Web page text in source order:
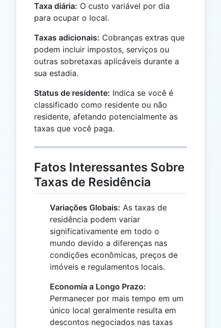
Taxa diária: O custo variável por dia
para ocupar o local.
Taxas adicionais: Cobranças extras que
podem incluir impostos, serviços ou
outras sobretaxas aplicáveis durante a
sua estadia.
Status de residente: Indica se você é
classificado como residente ou não
residente, afetando potencialmente as
taxas que você paga.
Fatos Interessantes Sobre
Taxas de Residência
Variações Globais: As taxas de
residência podem variar
significativamente em todo o
mundo devido a diferenças nas
condições econômicas, preços de
imóveis e regulamentos locais.
Economia a Longo Prazo:
Permanecer por mais tempo em um
único local geralmente resulta em
descontos negociados nas taxas